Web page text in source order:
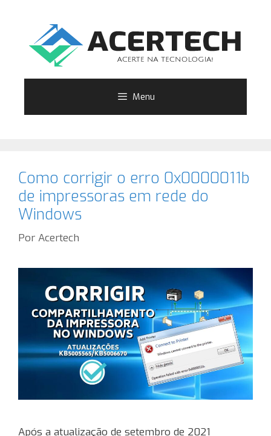
conteúdo
Menu
Como corrigir o erro 0x0000011b
de impressoras em rede do
Windows
Por Acertech
Após a atualização de setembro de 2021